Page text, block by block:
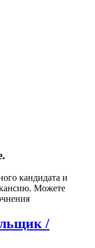
кандидата и
Можете
/